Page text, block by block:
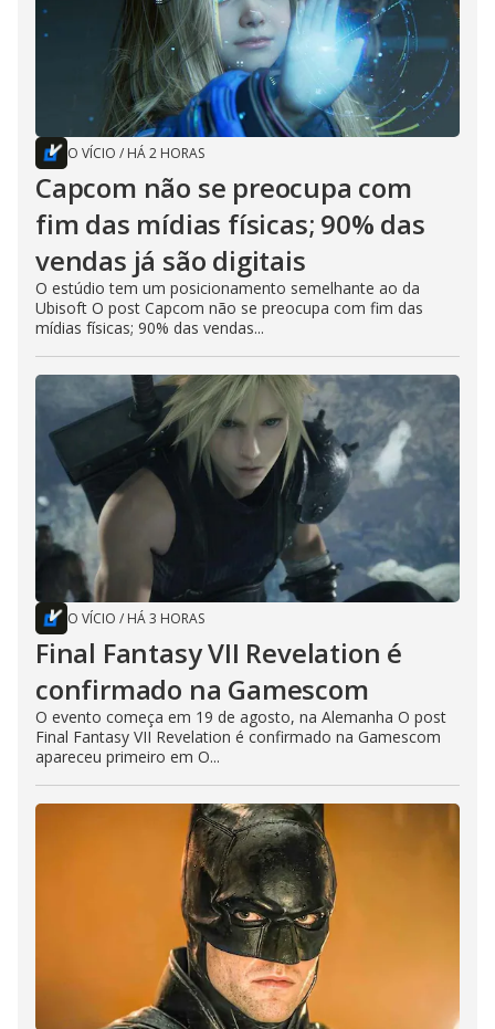
O VÍCIO / HÁ 2 HORAS
Capcom não se preocupa com
fim das mídias físicas; 90% das
vendas já são digitais
O estúdio tem um posicionamento semelhante ao da
Ubisoft O post Capcom não se preocupa com fim das
mídias físicas; 90% das vendas...
O VÍCIO / HÁ 3 HORAS
Final Fantasy VII Revelation é
confirmado na Gamescom
O evento começa em 19 de agosto, na Alemanha O post
Final Fantasy VII Revelation é confirmado na Gamescom
apareceu primeiro em O...